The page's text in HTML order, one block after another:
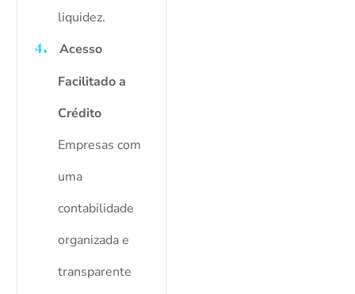
liquidez.
Acesso
Facilitado a
Crédito
Empresas com
uma
contabilidade
organizada e
transparente